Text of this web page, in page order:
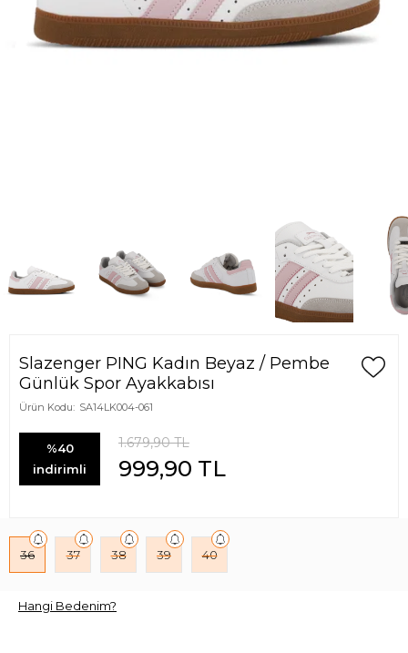
Slazenger PING Kadın Beyaz / Pembe
Günlük Spor Ayakkabısı
Ürün Kodu: SA14LK004-061
%40
indirimli
1.679,90TL
999,90 TL
36 37 38 39 40
Hangi Bedenim?